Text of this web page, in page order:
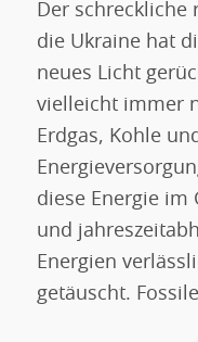
Der schreckliche
die Ukraine hat
neues Licht
vielleicht immer
Erdgas, Kohle
diese Energie im
und
Energien
getäuscht.